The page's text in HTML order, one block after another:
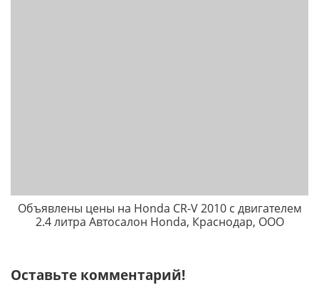
Объявлены цены на Honda CR-V 2010 с двигателем
2.4 литра Автосалон Honda, Краснодар, ООО
Оставьте комментарий!